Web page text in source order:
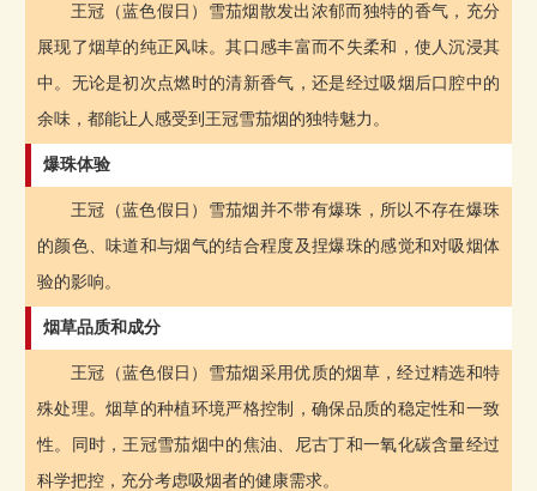
王冠（蓝色假日）雪茄烟散发出浓郁而独特的香气，充分
展现了烟草的纯正风味。其口感丰富而不失柔和，使人沉浸其
中。无论是初次点燃时的清新香气，还是经过吸烟后口腔中的
余味，都能让人感受到王冠雪茄烟的独特魅力。
爆珠体验
王冠（蓝色假日）雪茄烟并不带有爆珠，所以不存在爆珠
的颜色、味道和与烟气的结合程度及捏爆珠的感觉和对吸烟体
验的影响。
烟草品质和成分
王冠（蓝色假日）雪茄烟采用优质的烟草，经过精选和特
殊处理。烟草的种植环境严格控制，确保品质的稳定性和一致
性。同时，王冠雪茄烟中的焦油、尼古丁和一氧化碳含量经过
科学把控，充分考虑吸烟者的健康需求。